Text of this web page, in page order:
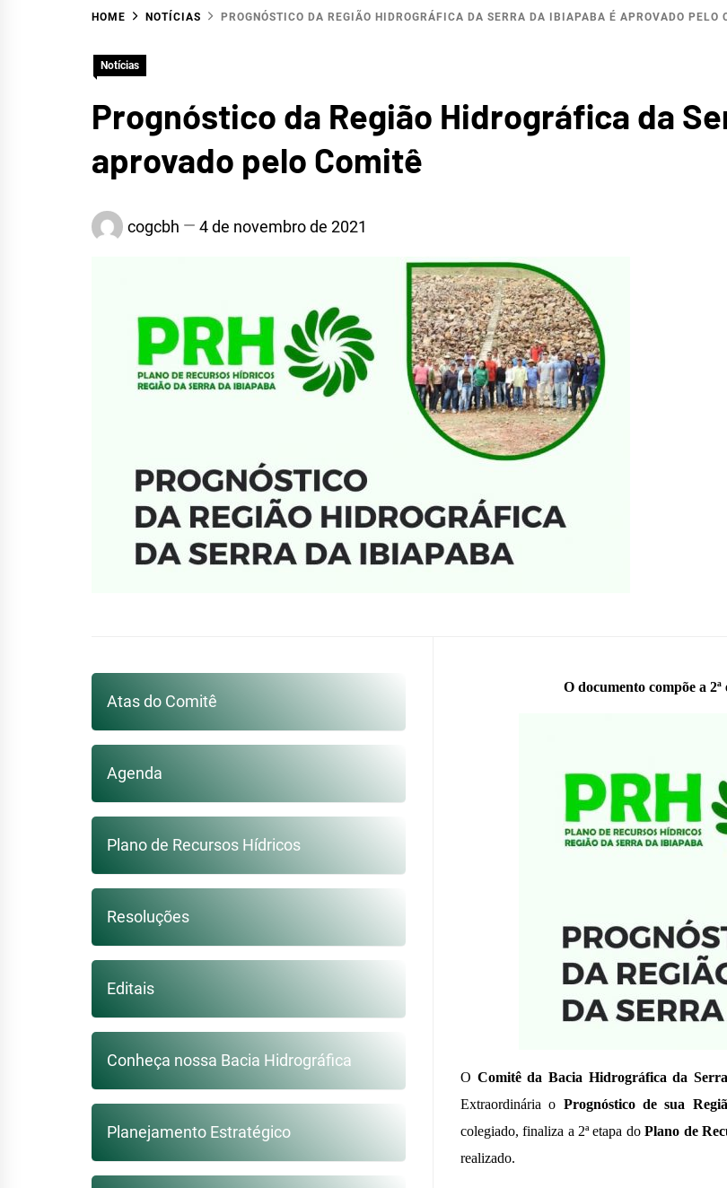
SERRA DA
HOME NOTÍCIAS PROGNÓSTICO DA REGIÃO HIDROGRÁFICA DA SERRA DA IBIAPABA É APROVADO PELO
Notícias
Prognóstico da Região Hidrográfica da
aprovado pelo Comitê
cogcbh 4 de novembro de 2021
O documento compõe a
O Comitê da Bacia Hidrográfica da
Extraordinária o Prognóstico de sua
colegiado, finaliza a 2ª etapa doPlano de
realizado.
Atas do Comitê
Agenda
Plano de Recursos Hídricos
Resoluções
Editais
Conheça nossa Bacia Hidrográfica
Planejamento Estratégico